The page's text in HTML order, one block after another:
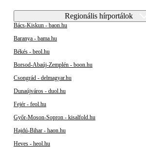
Regionális hírportálok
Bács-Kiskun - baon.hu
Baranya - bama.hu
Békés - beol.hu
Borsod-Abaúj-Zemplén - boon.hu
Csongrád - delmagyar.hu
Dunaújváros - duol.hu
Fejér - feol.hu
Győr-Moson-Sopron - kisalfold.hu
Hajdú-Bihar - haon.hu
Heves - heol.hu